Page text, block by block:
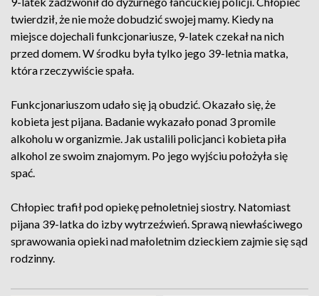
twierdził, że nie może dobudzić swojej mamy. Kiedy na
miejsce dojechali funkcjonariusze, 9-latek czekał na nich
przed domem. W środku była tylko jego 39-letnia matka,
która rzeczywiście spała.
Funkcjonariuszom udało się ją obudzić. Okazało się, że
kobieta jest pijana. Badanie wykazało ponad 3 promile
alkoholu w organizmie. Jak ustalili policjanci kobieta piła
alkohol ze swoim znajomym. Po jego wyjściu położyła się
spać.
Chłopiec trafił pod opiekę pełnoletniej siostry. Natomiast
pijana 39-latka do izby wytrzeźwień. Sprawą niewłaściwego
sprawowania opieki nad małoletnim dzieckiem zajmie się sąd
rodzinny.